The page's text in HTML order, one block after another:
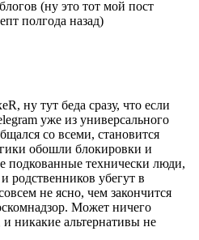
(ну это тот мой пост
полгода назад)
ну тут беда сразу, что если
уже из универсального
со всеми, становится
обошли блокировки и
подкованные технически люди,
родственников убегут в
не ясно, чем закончится
Может ничего
никакие альтернативы не